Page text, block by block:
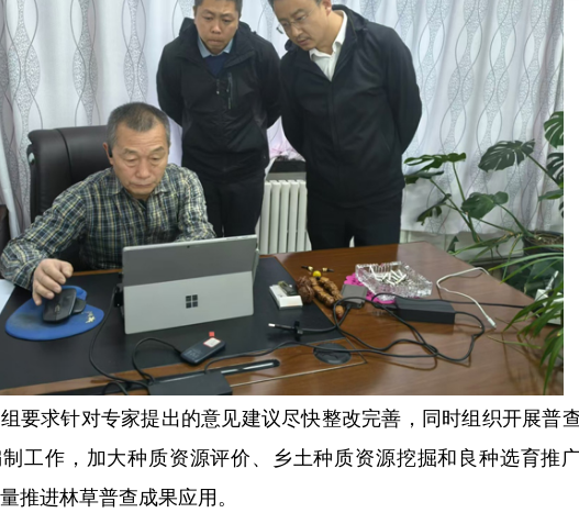
要求针对专家提出的意见建议尽快整改完善，同时组织开展普
工作，加大种质资源评价、乡土种质资源挖掘和良种选育推
推进林草普查成果应用。